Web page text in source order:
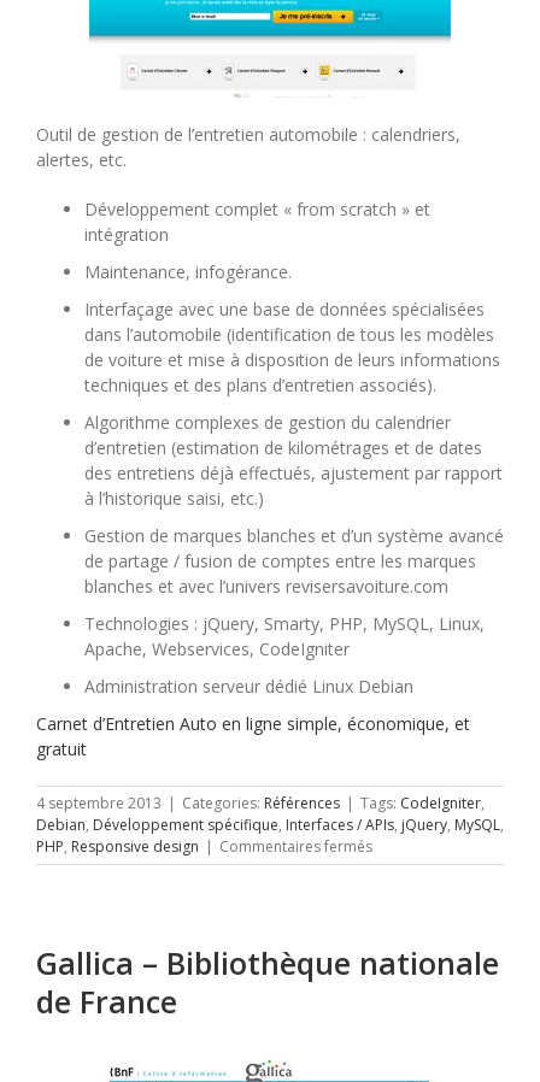
Outil de gestion de l’entretien automobile : calendriers,
alertes, etc.
Développement complet « from scratch » et
intégration
Maintenance, infogérance.
Interfaçage avec une base de données spécialisées
dans l’automobile (identification de tous les modèles
de voiture et mise à disposition de leurs informations
techniques et des plans d’entretien associés).
Algorithme complexes de gestion du calendrier
d’entretien (estimation de kilométrages et de dates
des entretiens déjà effectués, ajustement par rapport
à l’historique saisi, etc.)
Gestion de marques blanches et d’un système avancé
de partage / fusion de comptes entre les marques
blanches et avec l’univers revisersavoiture.com
Technologies : jQuery, Smarty, PHP, MySQL, Linux,
Apache, Webservices, CodeIgniter
Administration serveur dédié Linux Debian
Carnet d’Entretien Auto en ligne simple, économique, et
gratuit
4 septembre 2013 | Categories: Références | Tags: CodeIgniter,
Debian, Développement spécifique, Interfaces / APIs, jQuery, MySQL,
PHP, Responsive design | Commentaires ferméssur
Carnet-
Gallica – Bibliothèque nationale
de France